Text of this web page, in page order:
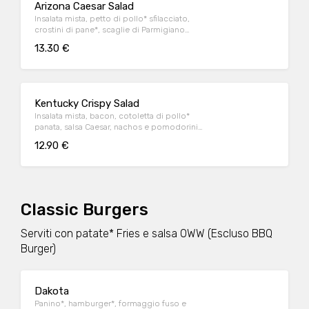
Arizona Caesar Salad
Insalata mista, petto di pollo* sfilacciato,
crostini di pane*, scaglie di Parmigiano
13.30 €
Kentucky Crispy Salad
Insalata mista, bacon, cotoletta di pollo*
panata, salsa Caesar, nachos e pomodorini
12.90 €
Classic Burgers
Serviti con patate* Fries e salsa OWW (Escluso BBQ
Burger)
Dakota
Panino*, hamburger*, formaggio fuso e